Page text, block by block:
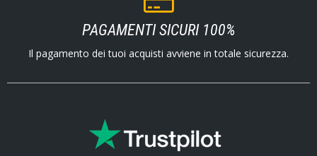
PAGAMENTI SICURI 100%
Il pagamento dei tuoi acquisti avviene in totale sicurezza.